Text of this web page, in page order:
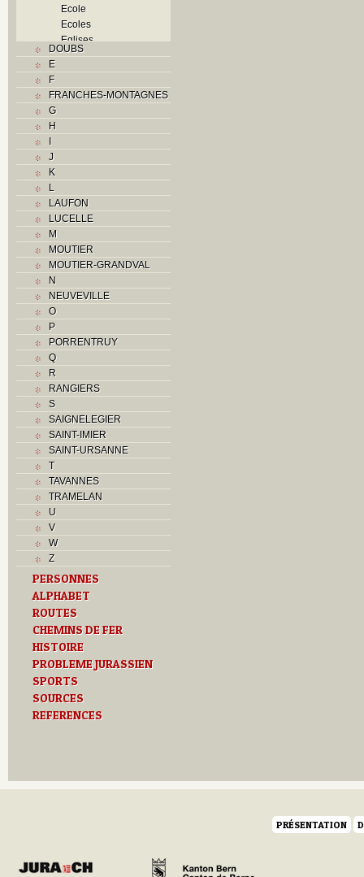
Ecole
Ecoles
Eglises
F
H
Monuments historiques
O
Problème jurassien
Q
S
U
DOUBS
E
F
FRANCHES-MONTAGNES
G
H
I
J
K
L
LAUFON
LUCELLE
M
MOUTIER
MOUTIER-GRANDVAL
N
NEUVEVILLE
O
P
PORRENTRUY
Q
R
RANGIERS
S
SAIGNELEGIER
SAINT-IMIER
SAINT-URSANNE
T
TAVANNES
TRAMELAN
U
V
W
Z
PERSONNES
ALPHABET
ROUTES
CHEMINS DE FER
HISTOIRE
PROBLEME JURASSIEN
SPORTS
SOURCES
REFERENCES
PRÉSENTATION